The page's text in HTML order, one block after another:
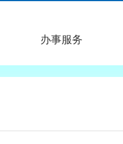
办事服务